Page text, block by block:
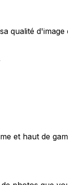
qualité d'image
et haut de